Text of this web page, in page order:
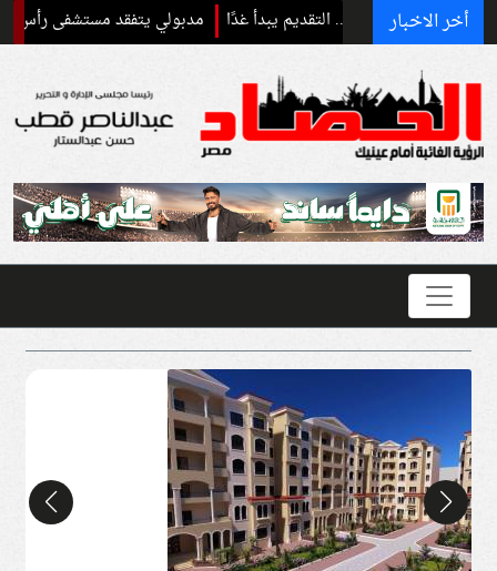
أخر الاخبار مدبولي يتفقد مستشفى رأس الحكمة